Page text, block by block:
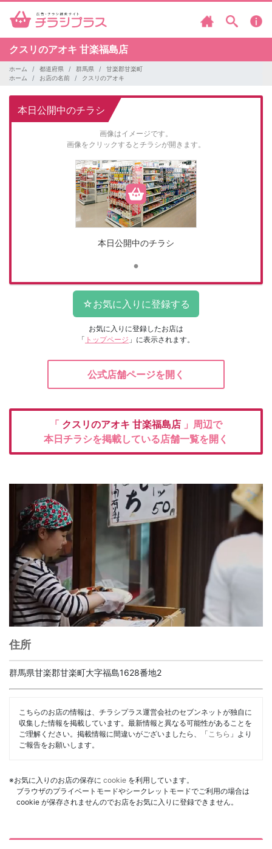
クスリのアオキ 甘楽福島店
ホーム 都道府県 群馬県
甘楽郡甘楽町
ホーム
お店の名前 クスリのアオキ
本日公開中のチラシ
画像はイメージです。
画像をクリックするとチラシが開きます。
本日公開中のチラシ
お気に入りに登録したお店は
「 トップページ 」に表示されます。
公式店舗ページを開く
「 クスリのアオキ 甘楽福島店 」周辺で
本日チラシを掲載している店舗一覧を開く
住所
群馬県甘楽郡甘楽町大字福島1628番地2
こちらのお店の情報は、チラシプラス運営会社のセブンネットが独自に
収集した情報を掲載しています。最新情報と異なる可能性があることを
ご理解ください。掲載情報に間違いがございましたら、「 こちら 」より
ご報告をお願いします。
※お気に入りのお店の保存に cookie を利用しています。
ブラウザのプライベートモードやシークレットモードでご利用の場合は
cookie が保存されませんのでお店をお気に入りに登録できません。